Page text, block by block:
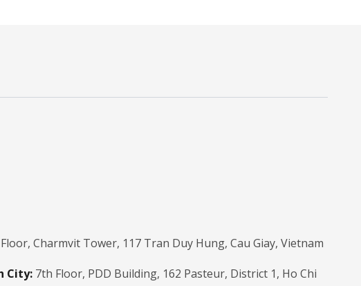
Charmvit Tower, 117 Tran Duy Hung, Cau Giay, Vietnam
City: 7th Floor, PDD Building, 162 Pasteur, District 1, Ho Chi